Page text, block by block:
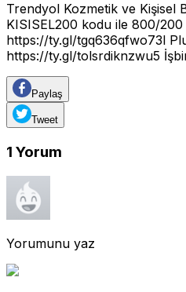
Trendyol Kozmetik ve Kişisel
KISISEL200 kodu ile 800/200
https://ty.gl/tgq636qfwo73l
https://ty.gl/tolsrdiknzwu5
Paylaş
Tweet
1 Yorum
Yorumunu yaz